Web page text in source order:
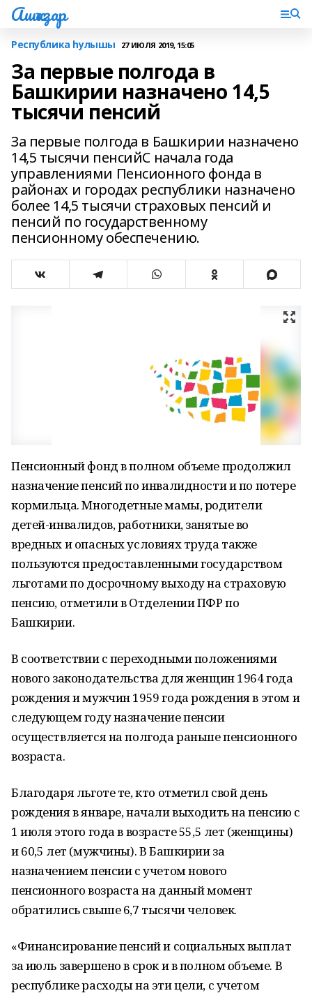
Ашҡаҙар
Республика һулышы 27 ИЮЛЯ 2019, 15:05
За первые полгода в
Башкирии назначено 14,5
тысячи пенсий
За первые полгода в Башкирии назначено
14,5 тысячи пенсийС начала года
управлениями Пенсионного фонда в
районах и городах республики назначено
более 14,5 тысячи страховых пенсий и
пенсий по государственному
пенсионному обеспечению.
Пенсионный фонд в полном объеме продолжил
назначение пенсий по инвалидности и по потере
кормильца. Многодетные мамы, родители
детей-инвалидов, работники, занятые во
вредных и опасных условиях труда также
пользуются предоставленными государством
льготами по досрочному выходу на страховую
пенсию, отметили в Отделении ПФР по
Башкирии.
В соответствии с переходными положениями
нового законодательства для женщин 1964 года
рождения и мужчин 1959 года рождения в этом и
следующем году назначение пенсии
осуществляется на полгода раньше пенсионного
возраста.
Благодаря льготе те, кто отметил свой день
рождения в январе, начали выходить на пенсию с
1 июля этого года в возрасте 55,5 лет (женщины)
и 60,5 лет (мужчины). В Башкирии за
назначением пенсии с учетом нового
пенсионного возраста на данный момент
обратились свыше 6,7 тысячи человек.
«Финансирование пенсий и социальных выплат
за июль завершено в срок и в полном объеме. В
республике расходы на эти цели, с учетом